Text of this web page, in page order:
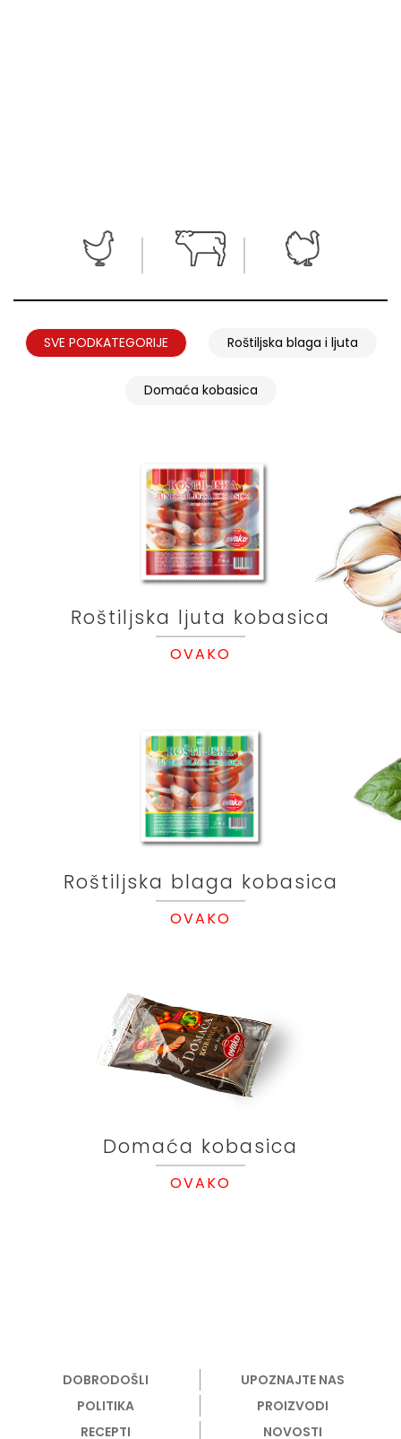
SVE PODKATEGORIJE Roštiljska blaga i ljuta
Domaća kobasica
Roštiljska ljuta kobasica
OVAKO
Roštiljska blaga kobasica
OVAKO
Domaća kobasica
OVAKO
DOBRODOŠLI
UPOZNAJTE NAS
POLITIKA
PROIZVODI
RECEPTI
NOVOSTI